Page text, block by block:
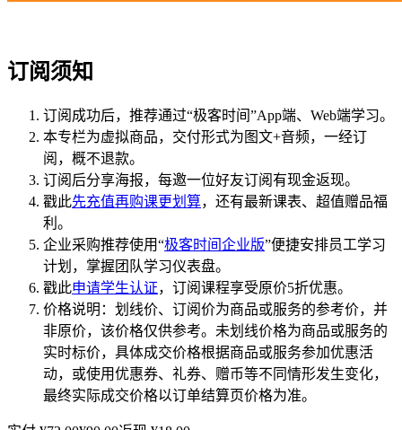
订阅须知
订阅成功后，推荐通过“极客时间”App端、Web端学习。
本专栏为虚拟商品，交付形式为图文+音频，一经订
阅，概不退款。
订阅后分享海报，每邀一位好友订阅有现金返现。
戳此先充值再购课更划算，还有最新课表、超值赠品福
利。
企业采购推荐使用“极客时间企业版”便捷安排员工学习
计划，掌握团队学习仪表盘。
戳此申请学生认证，订阅课程享受原价5折优惠。
价格说明：划线价、订阅价为商品或服务的参考价，并
非原价，该价格仅供参考。未划线价格为商品或服务的
实时标价，具体成交价格根据商品或服务参加优惠活
动，或使用优惠券、礼券、赠币等不同情形发生变化，
最终实际成交价格以订单结算页价格为准。